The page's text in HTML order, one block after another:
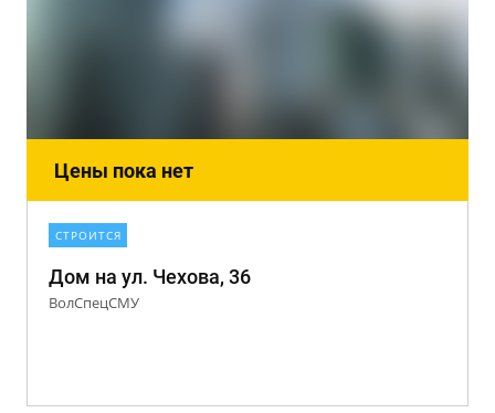
Цены пока нет
СТРОИТСЯ
Дом на ул. Чехова, 36
ВолСпецСМУ